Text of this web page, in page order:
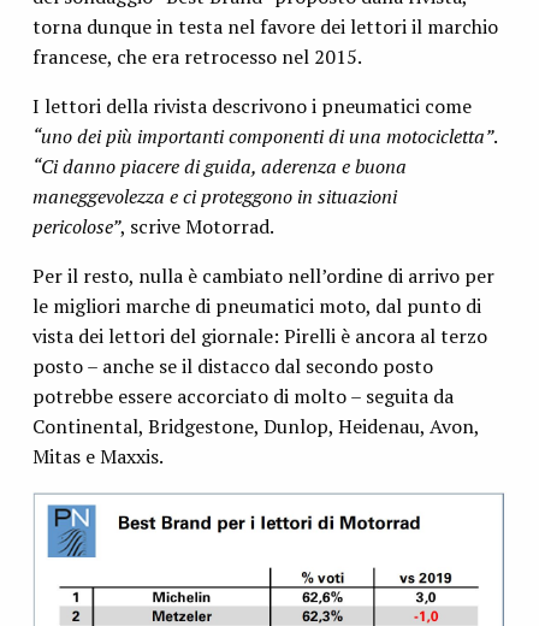
torna dunque in testa nel favore dei lettori il marchio
francese, che era retrocesso nel 2015.
I lettori della rivista descrivono i pneumatici come
“uno dei più importanti componenti di una motocicletta”.
“Ci danno piacere di guida, aderenza e buona
maneggevolezza e ci proteggono in situazioni
pericolose”, scrive Motorrad.
Per il resto, nulla è cambiato nell’ordine di arrivo per
le migliori marche di pneumatici moto, dal punto di
vista dei lettori del giornale: Pirelli è ancora al terzo
posto – anche se il distacco dal secondo posto
potrebbe essere accorciato di molto – seguita da
Continental, Bridgestone, Dunlop, Heidenau, Avon,
Mitas e Maxxis.